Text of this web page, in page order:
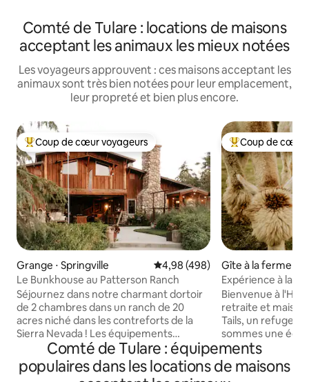
Comté de Tulare : locations de maisons
acceptant les animaux les mieux notées
Les voyageurs approuvent : ces maisons acceptant les
animaux sont très bien notées pour leur emplacement,
leur propreté et bien plus encore.
Coups de cœur voyageurs les plus appréciés
Coup de cœur voyageurs
Grange ⋅ Springville Évaluation moyenne sur la
4,98 (498)
Le Bunkhouse au Patterson Ranch
Séjournez dans notre charmant dortoir
de 2 chambres dans un ranch de 20
acres niché dans les contreforts de la
Sierra Nevada ! Les équipements
comprennent un salon confortable avec
canapé, télévision, Wi-Fi, Apple TV, coin
bureau, kitchenette (mini-réfrigérateur,
Coups de cœur
Coup de cœur
Gîte à la ferme ⋅
Expérience à la
animalier près
Bienvenue à
retraite et maison
Tails, un refuge
sommes une
qui a grandi en
un endroit où
des amis, de la
Comté de Tulare : équipements
populaires dans les locations de maisons